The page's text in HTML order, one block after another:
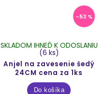
–53 %
Anjel na zavesenie šedý
24CM cena za 1ks
SKLADOM IHNEĎ K ODOSLANIU
(6 ks)
Do košíka